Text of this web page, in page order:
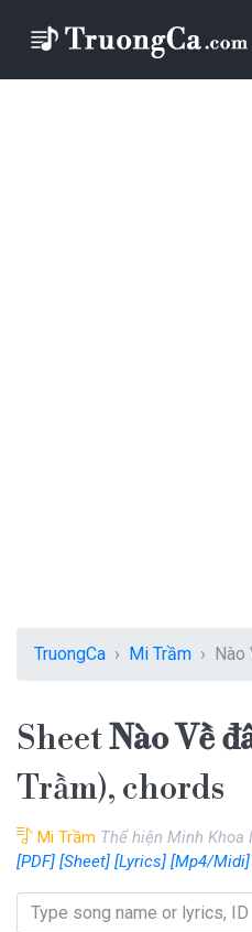
TruongCa Mi Trầm Nào
SheetNào Về
Trầm), chords
Mi Trầm Thể hiện Minh
[PDF] [Sheet] [Lyrics] [Mp4/Midi]